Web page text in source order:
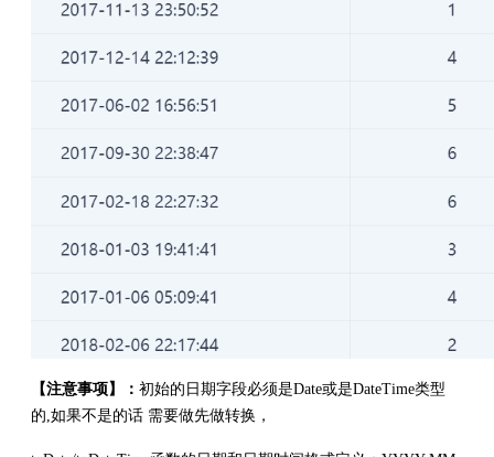
【注意事项】： 初始的日期字段必须是Date或是DateTime类型
的,如果不是的话 需要做先做转换，